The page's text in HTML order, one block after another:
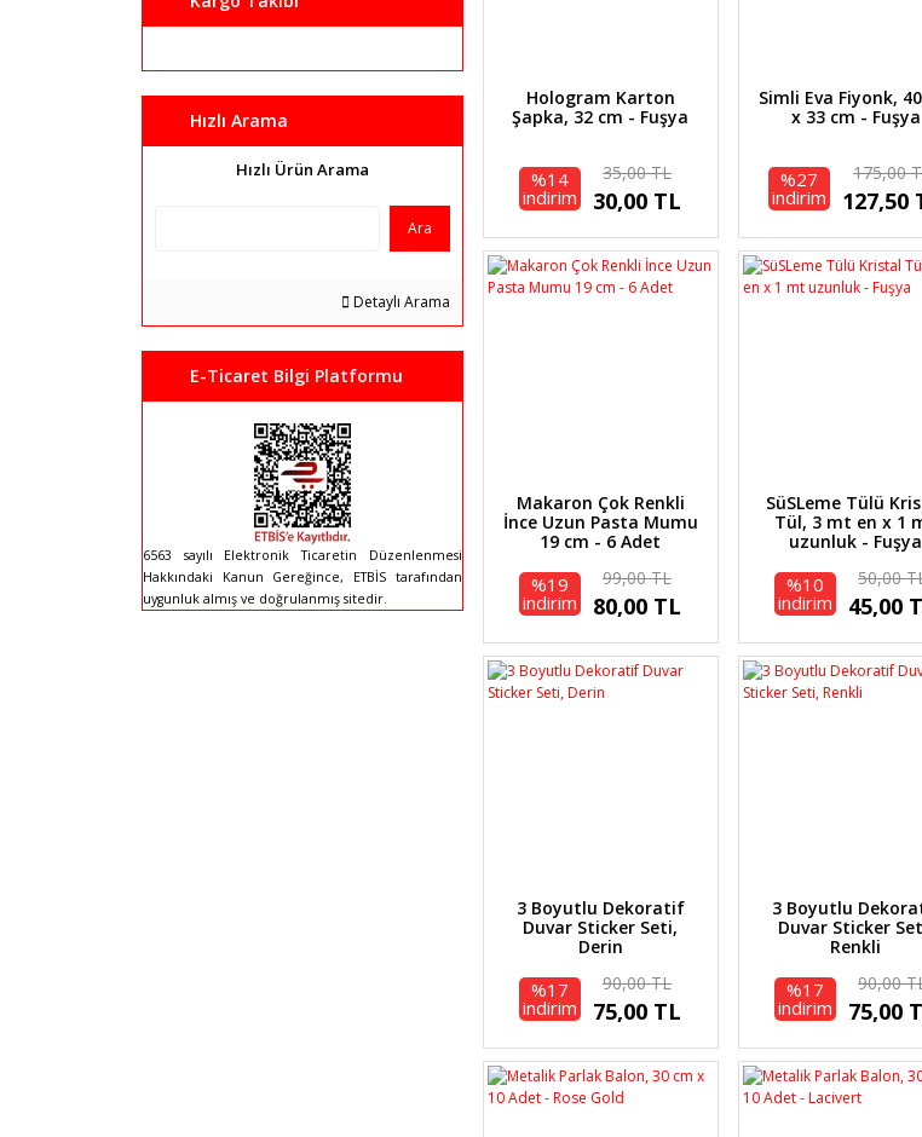
Hızlı Arama
Hızlı Ürün Arama
Ara
Detaylı Arama
E-Ticaret Bilgi Platformu
6563 sayılı Elektronik Ticaretin Düzenlenmesi
Hakkındaki Kanun Gereğince, ETBİS tarafından
uygunluk almış ve doğrulanmış sitedir.
Hologram Karton
Şapka, 32 cm - Fuşya
%14
indirim
35,00 TL
30,00 TL
Simli Eva Fiyonk,
x 33 cm - Fuşya
%27
indirim
175,00
127,50
Makaron Çok Renkli
İnce Uzun Pasta Mumu
19 cm - 6 Adet
%19
indirim
99,00 TL
80,00 TL
SüSLeme Tülü
Tül, 3 mt en x 1
uzunluk - Fuşya
%10
indirim
50,00
45,00
3 Boyutlu Dekoratif
Duvar Sticker Seti,
Derin
%17
indirim
90,00 TL
75,00 TL
3 Boyutlu
Duvar Sticker
Renkli
%17
indirim
90,00
75,00